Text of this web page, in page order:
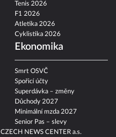
CZECH NEWS CENTER a.s.
Tenis 2026
F1 2026
Atletika 2026
Cyklistika 2026
Ekonomika
Smrt OSVČ
Spořicí účty
Superdávka – změny
Důchody 2027
Minimální mzda 2027
Senior Pas – slevy